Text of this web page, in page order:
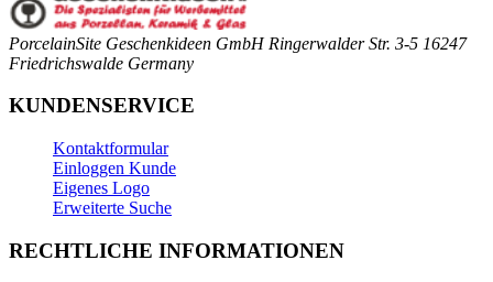
PorcelainSite Geschenkideen GmbH Ringerwalder Str. 3-5 16247
Friedrichswalde Germany
KUNDENSERVICE
Kontaktformular
Einloggen Kunde
Eigenes Logo
Erweiterte Suche
RECHTLICHE INFORMATIONEN